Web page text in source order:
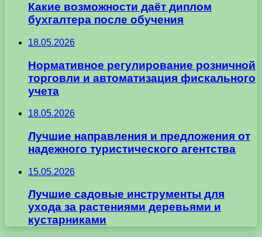
Какие возможности даёт диплом
бухгалтера после обучения
18.05.2026
Нормативное регулирование розничной
торговли и автоматизация фискального
учета
18.05.2026
Лучшие направления и предложения от
надежного туристического агентства
15.05.2026
Лучшие садовые инструменты для
ухода за растениями деревьями и
кустарниками